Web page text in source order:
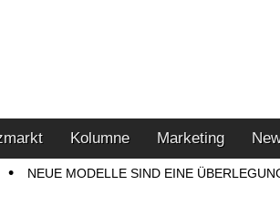
Kolumne Marketing
NEUE MODELLE SIND EINE